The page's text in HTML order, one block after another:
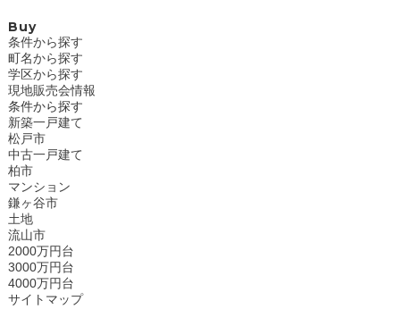
Buy
条件から探す
町名から探す
学区から探す
現地販売会情報
条件から探す
新築一戸建て
松戸市
中古一戸建て
柏市
マンション
鎌ヶ谷市
土地
流山市
2000万円台
3000万円台
4000万円台
サイトマップ